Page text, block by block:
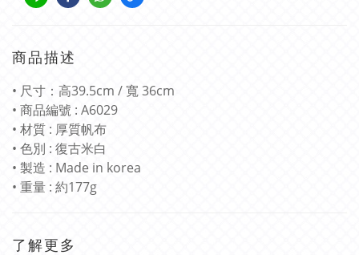
商品描述
• 尺寸：高39.5cm / 寬 36cm
• 商品編號 : A6029
• 材質 : 厚質帆布
• 色別 : 復古米白
• 製造 : Made in korea
• 重量 : 約177g
了解更多